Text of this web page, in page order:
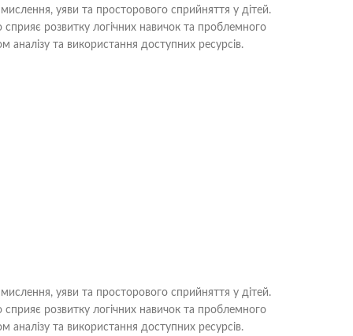
уяви та просторового сприйняття у дітей.
розвитку логічних навичок та проблемного
та використання доступних ресурсів.
уяви та просторового сприйняття у дітей.
розвитку логічних навичок та проблемного
та використання доступних ресурсів.